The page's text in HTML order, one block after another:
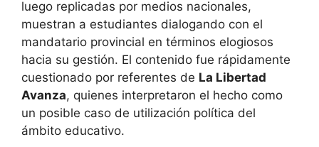
luego replicadas por medios nacionales,
muestran a estudiantes dialogando con el
mandatario provincial en términos elogiosos
hacia su gestión. El contenido fue rápidamente
cuestionado por referentes de La Libertad
Avanza, quienes interpretaron el hecho como
un posible caso de utilización política del
ámbito educativo.